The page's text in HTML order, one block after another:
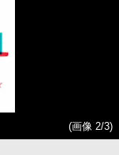
(画像 2/3)